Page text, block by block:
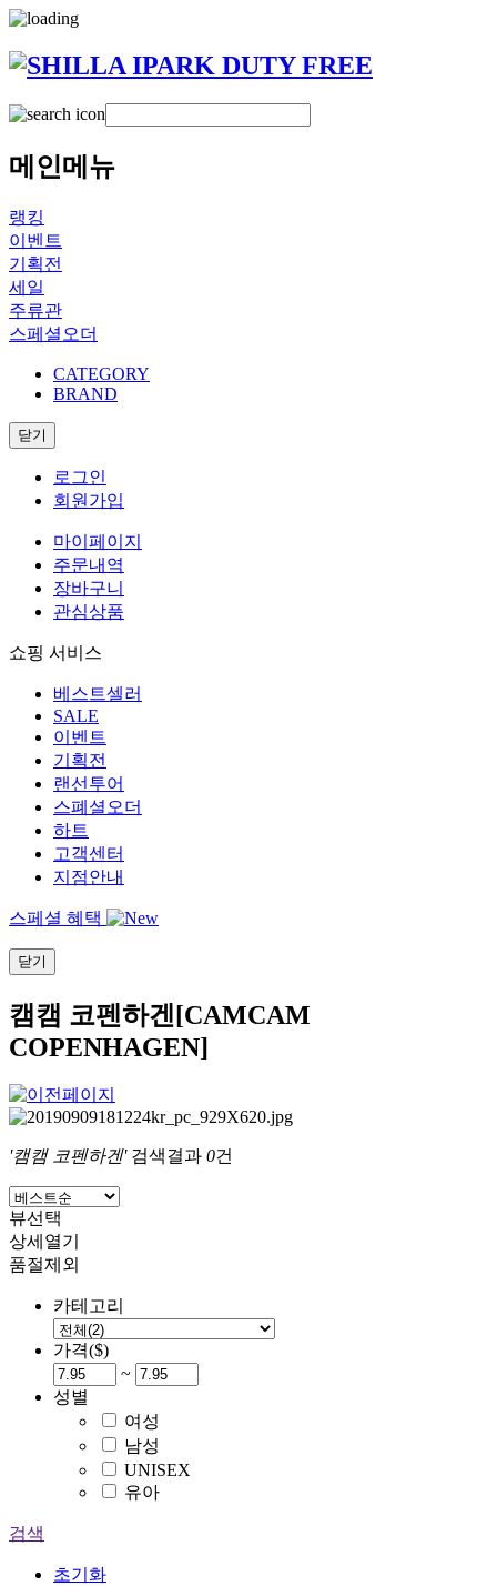
메인메뉴
랭킹
이벤트
기획전
세일
주류관
스페셜오더
CATEGORY
BRAND
닫기
로그인
회원가입
마이페이지
주문내역
장바구니
관심상품
쇼핑 서비스
베스트셀러
SALE
이벤트
기획전
랜선투어
스폐셜오더
하트
고객센터
지점안내
스페셜 혜택
닫기
캠캠 코펜하겐[CAMCAM
COPENHAGEN]
'캠캠 코펜하겐'검색결과 0건
뷰선택
상세열기
품절제외
카테고리
가격($)
~
성별
여성
남성
UNISEX
유아
검색
초기화